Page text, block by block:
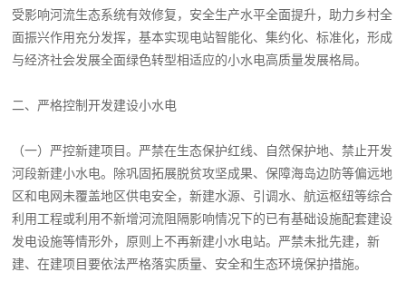
受影响河流生态系统有效修复，安全生产水平全面提升，助力乡村全
面振兴作用充分发挥，基本实现电站智能化、集约化、标准化，形成
与经济社会发展全面绿色转型相适应的小水电高质量发展格局。
二、严格控制开发建设小水电
（一）严控新建项目。严禁在生态保护红线、自然保护地、禁止开发
河段新建小水电。除巩固拓展脱贫攻坚成果、保障海岛边防等偏远地
区和电网未覆盖地区供电安全，新建水源、引调水、航运枢纽等综合
利用工程或利用不新增河流阻隔影响情况下的已有基础设施配套建设
发电设施等情形外，原则上不再新建小水电站。严禁未批先建，新
建、在建项目要依法严格落实质量、安全和生态环境保护措施。